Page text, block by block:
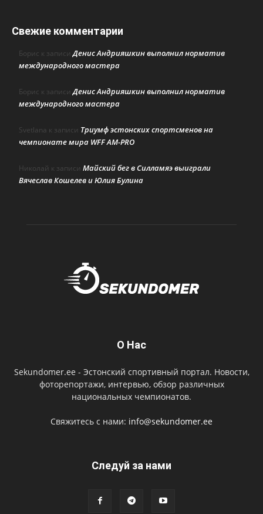
Свежие комментарии
Борис к записиДенис Андрияшкин выполнил норматив
международного мастера
Борис к записиДенис Андрияшкин выполнил норматив
международного мастера
Svetlana к записи Триумф эстонских спортсменов на
чемпионате мира WFF AM-PRO
Николай к записи Майский бег в Силламяэ выиграли
Вячеслав Кошелев и Юлия Булина
О Нас
Sekundomer.ee - Эстонский спортивный портал. Новости,
фоторепортажи, интервью, обзор различных
национальных чемпионатов.
Свяжитесь с нами: info@sekundomer.ee
Cледуй за нами